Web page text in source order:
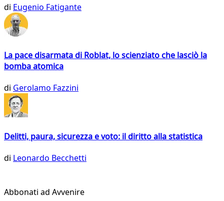
di Eugenio Fatigante
La pace disarmata di Roblat, lo scienziato che lasciò la
bomba atomica
di Gerolamo Fazzini
Delitti, paura, sicurezza e voto: il diritto alla statistica
di Leonardo Becchetti
Abbonati ad Avvenire